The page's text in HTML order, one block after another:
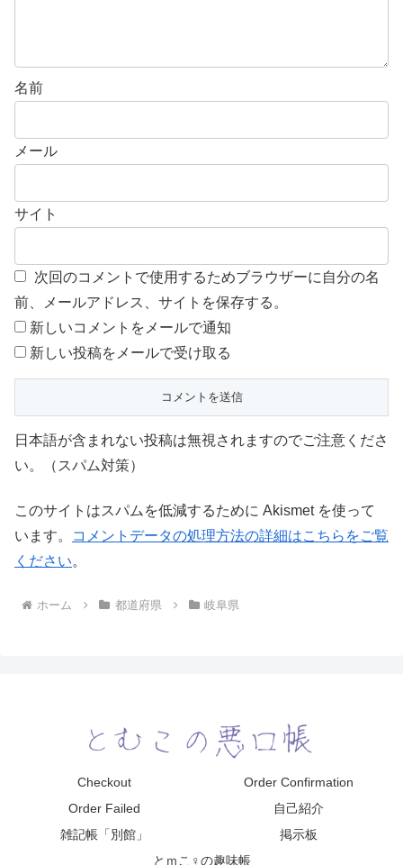
名前
メール
サイト
次回のコメントで使用するためブラウザーに自分の名
前、メールアドレス、サイトを保存する。
新しいコメントをメールで通知
新しい投稿をメールで受け取る
日本語が含まれない投稿は無視されますのでご注意くださ
い。（スパム対策）
このサイトはスパムを低減するために Akismet を使って
います。
コメントデータの処理方法の詳細はこちらをご覧
ください。
ホーム 都道府県 岐阜県
Checkout
Order Confirmation
Order Failed
自己紹介
雑記帳「別館」
掲示板
とｍこ♀の趣味帳